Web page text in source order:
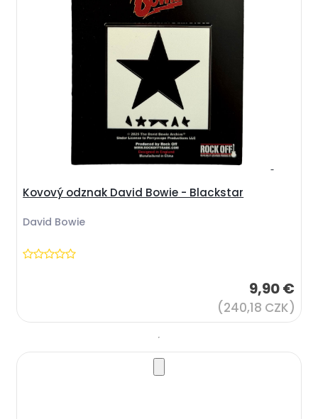
Kovový odznak David Bowie - Blackstar
David Bowie
9,90 €
(240,18 CZK)